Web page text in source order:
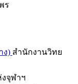
ร
ง) สำนักงานวิทย
จุฬาฯ